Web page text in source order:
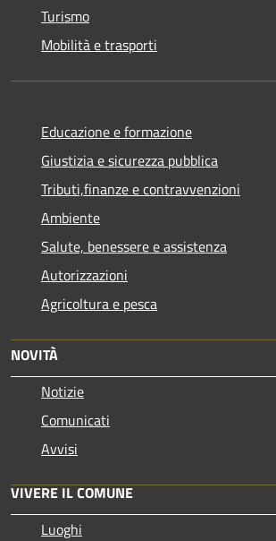
Turismo
Mobilità e trasporti
Educazione e formazione
Giustizia e sicurezza pubblica
Tributi,finanze e contravvenzioni
Ambiente
Salute, benessere e assistenza
Autorizzazioni
Agricoltura e pesca
NOVITÀ
Notizie
Comunicati
Avvisi
VIVERE IL COMUNE
Luoghi